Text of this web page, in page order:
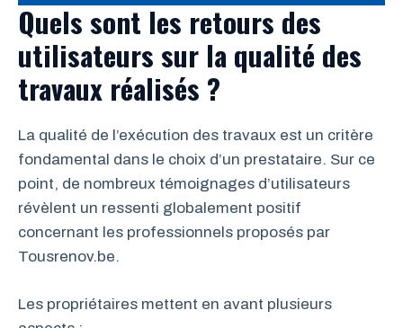
Quels sont les retours des
utilisateurs sur la qualité des
travaux réalisés ?
La qualité de l’exécution des travaux est un critère
fondamental dans le choix d’un prestataire. Sur ce
point, de nombreux témoignages d’utilisateurs
révèlent un ressenti globalement positif
concernant les professionnels proposés par
Tousrenov.be.
Les propriétaires mettent en avant plusieurs